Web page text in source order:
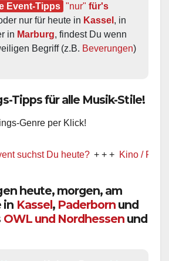
Event-Tipps "nur" für's
nur für heute in Kassel
in Marburg, findest Du wenn
Begriff (z.B. Beverungen)
Tipps für alle Musik-Stile!
Genre per Klick!
Du heute? + + + Kino / Film + + +
heute, morgen, am
in Kassel, Paderborn und
OWL und Nordhessen und